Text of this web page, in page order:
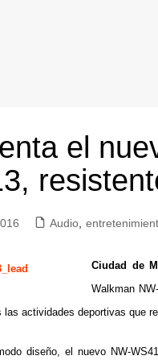
el
Audio,
Ciudad de
Walkman
actividades deportivas que
diseño, el nuevo NW-